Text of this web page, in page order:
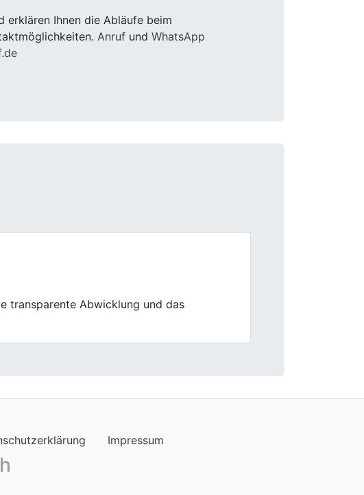
erklären Ihnen die Abläufe beim
Anruf und WhatsApp
Gebrauchtwagens war fair, aber es
Impressum